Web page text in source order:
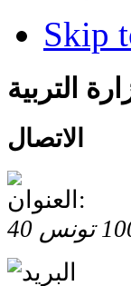
Skip
التربية
الاتصال
تونس